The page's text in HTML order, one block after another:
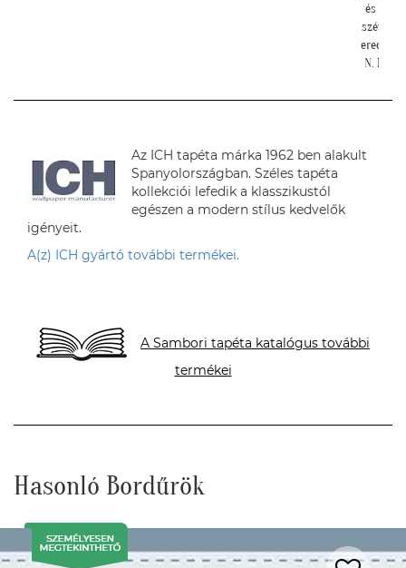
és
szép
N.
Az ICH tapéta márka 1962 ben alakult
Spanyolországban. Széles tapéta
kollekciói lefedik a klasszikustól
egészen a modern stílus kedvelők
igényeit.
A(z) ICH gyártó további termékei.
A Sambori tapéta katalógus további
termékei
Hasonló Bordűrök